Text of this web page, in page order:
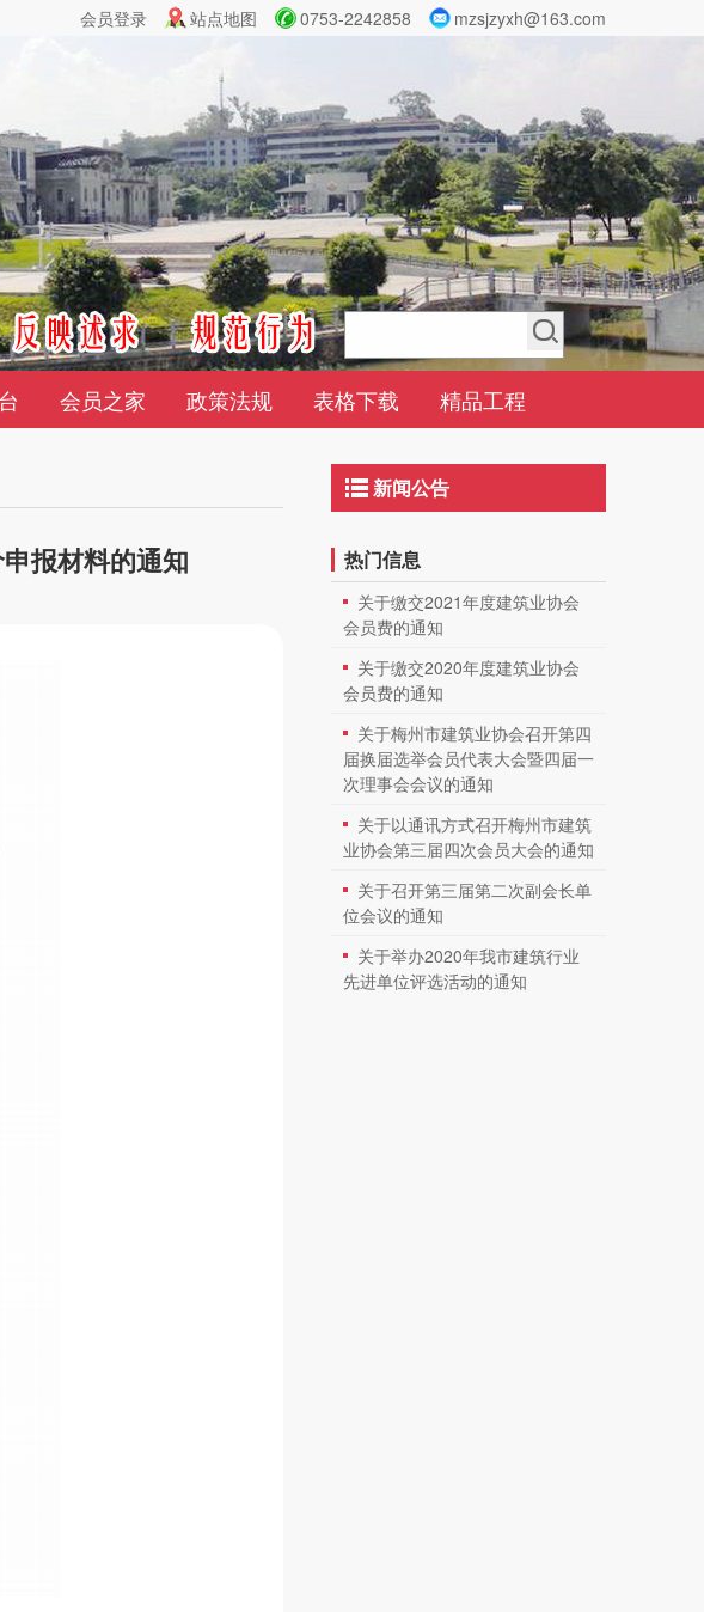
会员登录 站点地图 0753-2242858 mzsjzyxh@163.com
会员之家 政策法规 表格下载 精品工程
报材料的通知
新闻公告
热门信息
关于缴交2021年度建筑业协会
会员费的通知
关于缴交2020年度建筑业协会
会员费的通知
关于梅州市建筑业协会召开第四
届换届选举会员代表大会暨四届一
次理事会会议的通知
关于以通讯方式召开梅州市建筑
业协会第三届四次会员大会的通知
关于召开第三届第二次副会长单
位会议的通知
关于举办2020年我市建筑行业
先进单位评选活动的通知